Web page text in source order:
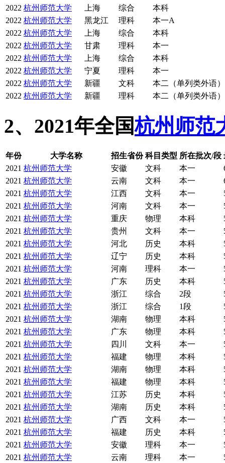
2022 杭州师范大学 上海 综合
本科
2022 杭州师范大学 黑龙江 理科
本一A
2022 杭州师范大学 上海 综合
本科
2022 杭州师范大学 甘肃 理科
本一
2022 杭州师范大学 上海 综合
本科
2022 杭州师范大学 宁夏 理科
本一
2022 杭州师范大学 新疆 文科
本二（单列类外语）
2022 杭州师范大学 新疆 理科 本二（单列类外语）
2、2021年全国杭州师范
年份 大学名称 招生省份 科目类型 所在批次/段
2021 杭州师范大学 安徽 文科 本一
2021 杭州师范大学 云南 文科 本一
2021 杭州师范大学 江西 文科 本一
2021 杭州师范大学 河南 文科 本一
2021 杭州师范大学 重庆 物理 本科
2021 杭州师范大学 贵州 文科 本一
2021 杭州师范大学 河北 历史 本科
2021 杭州师范大学 辽宁 历史 本科
2021 杭州师范大学 河南 理科 本一
2021 杭州师范大学 广东 历史 本科
2021 杭州师范大学 浙江 综合 2段
2021 杭州师范大学 浙江 综合 1段
2021 杭州师范大学 湖南 物理 本科
2021 杭州师范大学 广东 物理 本科
2021 杭州师范大学 四川 文科 本一
2021 杭州师范大学 福建 物理 本科
2021 杭州师范大学 湖南 物理 本科
2021 杭州师范大学 福建 物理 本科
2021 杭州师范大学 江苏 历史 本科
2021 杭州师范大学 湖南 历史 本科
2021 杭州师范大学 广西 文科 本一
2021 杭州师范大学 福建 历史 本科
2021 杭州师范大学 安徽 理科 本一
2021 杭州师范大学 云南 理科 本一